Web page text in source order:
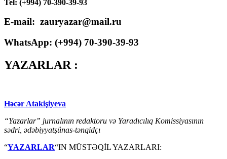
Tel: (+994) 70-390-39-93
E-mail: zauryazar@mail.ru
WhatsApp: (+994) 70-390-39-93
YAZARLAR :
Həcər Atakişiyeva
“Yazarlar” jurnalının redaktoru və Yaradıcılıq Komissiyasının
sədri, ədəbiyyatşünas-tənqidçı
“YAZARLAR“IN MÜSTƏQİL YAZARLARI: